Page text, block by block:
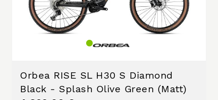
Orbea RISE SL H30 S Diamond
Black - Splash Olive Green (Matt)